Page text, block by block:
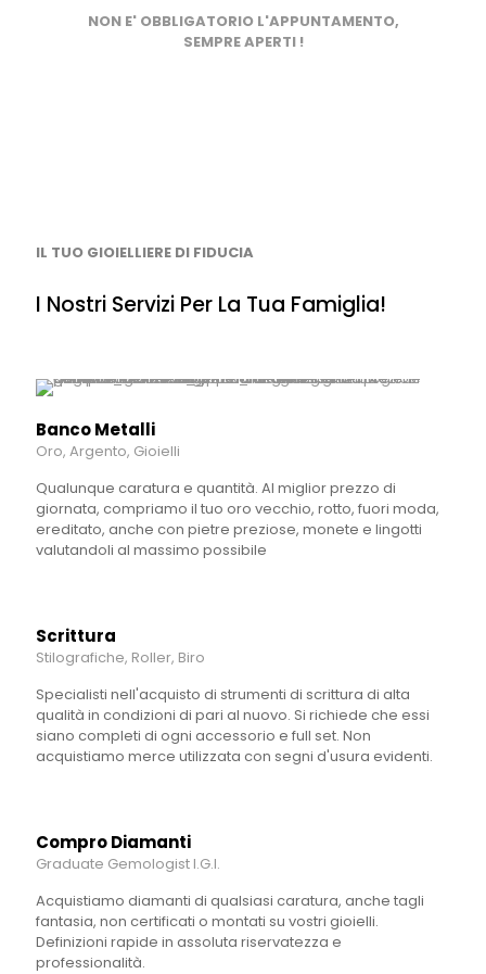
NON E' OBBLIGATORIO L'APPUNTAMENTO,
SEMPRE APERTI !
IL TUO GIOIELLIERE DI FIDUCIA
I Nostri Servizi Per La Tua Famiglia!
Banco Metalli
Oro, Argento, Gioielli
Qualunque caratura e quantità. Al miglior prezzo di
giornata, compriamo il tuo oro vecchio, rotto, fuori moda,
ereditato, anche con pietre preziose, monete e lingotti
valutandoli al massimo possibile
Scrittura
Stilografiche, Roller, Biro
Specialisti nell'acquisto di strumenti di scrittura di alta
qualità in condizioni di pari al nuovo. Si richiede che essi
siano completi di ogni accessorio e full set. Non
acquistiamo merce utilizzata con segni d'usura evidenti.
Compro Diamanti
Graduate Gemologist I.G.I.
Acquistiamo diamanti di qualsiasi caratura, anche tagli
fantasia, non certificati o montati su vostri gioielli.
Definizioni rapide in assoluta riservatezza e
professionalità.